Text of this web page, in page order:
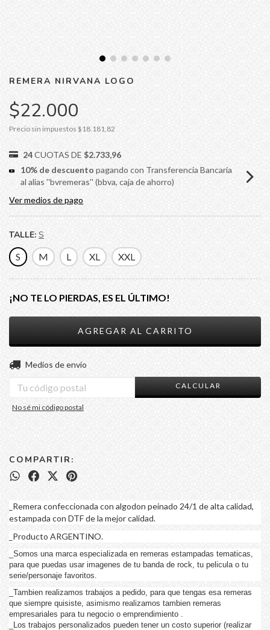
REMERA NIRVANA LOGO
$22.000
Precio sin impuestos $18.181,82
24CUOTAS DE $2.733,96
10% de descuento pagando con Transferencia Bancaria
al alias ''bvremeras'' (bbva, caja de ahorro)
Ver medios de pago
TALLE: S
S
M L XL XXL
¡NO TE LO PIERDAS, ES EL ÚLTIMO!
Entregas para el CP:
Medios de envío
CALCULAR
No sé mi código postal
COMPARTIR:
_Remera confeccionada con algodon peinado 24/1 de alta calidad,
estampada con DTF de la mejor calidad.
_Producto ARGENTINO.
_Somos una marca especializada en remeras estampadas tematicas,
para que puedas usar imagenes de tu banda de rock, tu pelicula o tu
serie/personaje favoritos.
_Tambien realizamos trabajos a pedido, para que tengas esa remeras
que siempre quisiste, asimismo realizamos tambien remeras
empresariales para tu negocio o emprendimiento .
_Los trabajos personalizados pueden tener un costo superior (realizar